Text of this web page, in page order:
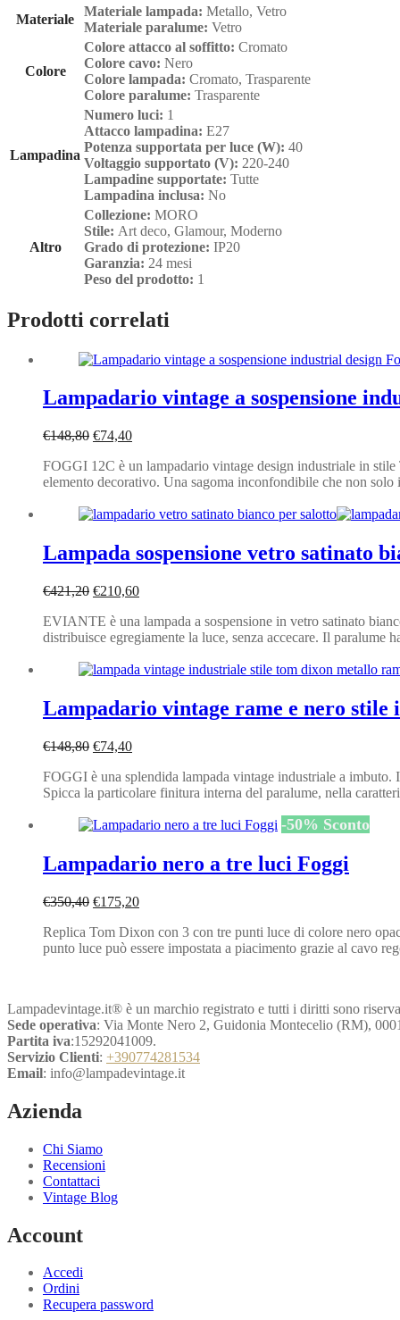
Materiale
Materiale lampada: Metallo, Vetro
Materiale paralume: Vetro
Colore
Colore attacco al soffitto: Cromato
Colore cavo: Nero
Colore lampada: Cromato, Trasparente
Colore paralume: Trasparente
Lampadina
Numero luci: 1
Attacco lampadina: E27
Potenza supportata per luce (W): 40
Voltaggio supportato (V): 220-240
Lampadine supportate: Tutte
Lampadina inclusa: No
Altro
Collezione: MORO
Stile: Art deco, Glamour, Moderno
Grado di protezione: IP20
Garanzia: 24 mesi
Peso del prodotto: 1
Prodotti correlati
Lampadario vintage a sospensione
€148,80 Il
originale
era:
€74,40Il
attuale
è:
FOGGI 12C è un lampadario vintage design industriale in
elemento decorativo. Una sagoma inconfondibile che non
Lampada sospensione vetro satinato
€421,20 Il
originale
era:
€210,60Il
attuale
è:
EVIANTE è una lampada a sospensione in vetro satinato
distribuisce egregiamente la luce, senza accecare. Il
Lampadario vintage rame e nero stile
€148,80 Il
originale
era:
€74,40Il
attuale
è:
FOGGI è una splendida lampada vintage industriale a
Spicca la particolare finitura interna del paralume, nella
-50% Sconto
Lampadario nero a tre luci Foggi
€350,40 Il
originale
era:
€175,20Il
attuale
è:
Replica Tom Dixon con 3 con tre punti luce di colore nero
punto luce può essere impostata a piacimento grazie al cavo
Lampadevintage.it® è un marchio registrato e tutti i diritti sono
Sede operativa: Via Monte Nero 2, Guidonia Montecelio (RM),
Partita iva:15292041009.
Servizio Clienti: +390774281534
Email: info@lampadevintage.it
Azienda
Chi Siamo
Recensioni
Contattaci
Vintage Blog
Account
Accedi
Ordini
Recupera password